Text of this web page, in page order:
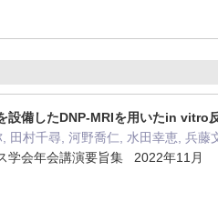
設備したDNP-MRIを用いたin vitro
田村千尋, 河野喬仁, 水田幸恵, 兵藤
学会年会講演要旨集 2022年11月